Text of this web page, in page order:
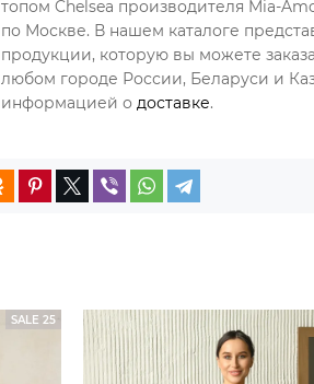
топом Chelsea производителя Mia-
по Москве. В нашем каталоге
продукции, которую вы можете
любом городе России, Беларуси и
информацией о доставке.
SALE 25